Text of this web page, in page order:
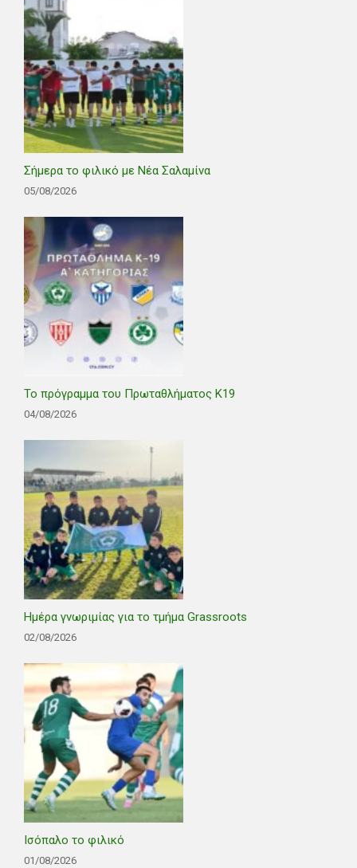
Σήμερα το φιλικό με Νέα Σαλαμίνα
05/08/2026
Το πρόγραμμα του Πρωταθλήματος Κ19
04/08/2026
Ημέρα γνωριμίας για το τμήμα Grassroots
02/08/2026
Ισόπαλο το φιλικό
01/08/2026